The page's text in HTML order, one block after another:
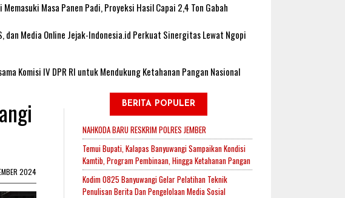
Memasuki Masa Panen Padi, Proyeksi Hasil Capai 2,4 Ton Gabah
dan Media Online Jejak-Indonesia.id Perkuat Sinergitas Lewat Ngopi
Komisi IV DPR RI untuk Mendukung Ketahanan Pangan Nasional
2024
BERITA POPULER
NAHKODA BARU RESKRIM POLRES JEMBER
Temui Bupati, Kalapas Banyuwangi Sampaikan Kondisi
Kamtib, Program Pembinaan, Hingga Ketahanan Pangan
Kodim 0825 Banyuwangi Gelar Pelatihan Teknik
Penulisan Berita Dan Pengelolaan Media Sosial